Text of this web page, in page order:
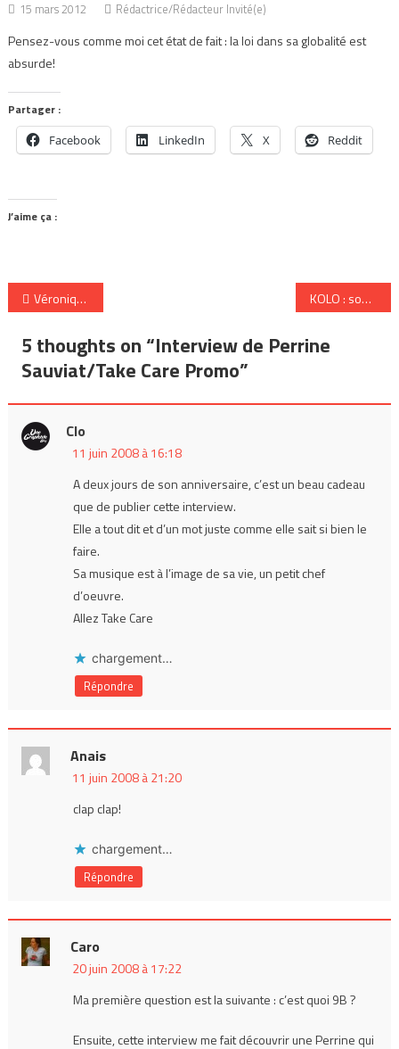
15 mars 2012 Rédactrice/Rédacteur Invité(e)
Pensez-vous comme moi cet état de fait : la loi dans sa globalité est
absurde!
Partager :
Facebook LinkedIn X Reddit
J’aime ça :
Navigation
de
l’article
Véronique Sanson à Nice : l’émotion à fleur de peau KOLO : songs for a sleepwalker
5 thoughts on “Interview de Perrine
Sauviat/Take Care Promo”
Clo
11 juin 2008 à 16:18
A deux jours de son anniversaire, c’est un beau cadeau
que de publier cette interview.
Elle a tout dit et d’un mot juste comme elle sait si bien le
faire.
Sa musique est à l’image de sa vie, un petit chef
d’oeuvre.
Allez Take Care
chargement…
Répondre
Anais
11 juin 2008 à 21:20
clap clap!
chargement…
Répondre
Caro
20 juin 2008 à 17:22
Ma première question est la suivante : c’est quoi 9B ?
Ensuite, cette interview me fait découvrir une Perrine qui